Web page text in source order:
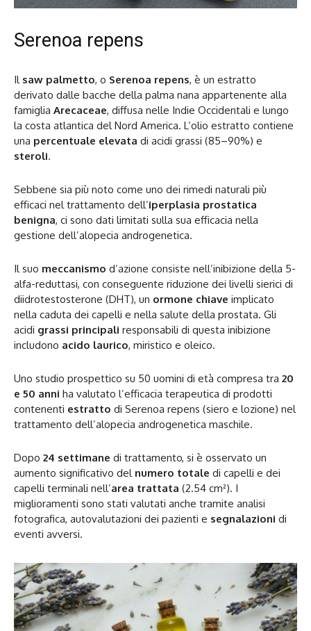
Serenoa repens
Il saw palmetto, o Serenoa repens, è un estratto
derivato dalle bacche della palma nana appartenente alla
famiglia Arecaceae, diffusa nelle Indie Occidentali e lungo
la costa atlantica del Nord America. L’olio estratto contiene
una percentuale elevata di acidi grassi (85–90%) e
steroli.
Sebbene sia più noto come uno dei rimedi naturali più
efficaci nel trattamento dell’iperplasia prostatica
benigna, ci sono dati limitati sulla sua efficacia nella
gestione dell’alopecia androgenetica.
Il suo meccanismo d’azione consiste nell’inibizione della 5-
alfa-reduttasi, con conseguente riduzione dei livelli sierici di
diidrotestosterone (DHT), un ormone chiave implicato
nella caduta dei capelli e nella salute della prostata. Gli
acidi grassi principali responsabili di questa inibizione
includono acido laurico, miristico e oleico.
Uno studio prospettico su 50 uomini di età compresa tra 20
e 50 anni ha valutato l’efficacia terapeutica di prodotti
contenenti estratto di Serenoa repens (siero e lozione) nel
trattamento dell’alopecia androgenetica maschile.
Dopo 24 settimane di trattamento, si è osservato un
aumento significativo del numero totale di capelli e dei
capelli terminali nell’area trattata (2.54 cm²). I
miglioramenti sono stati valutati anche tramite analisi
fotografica, autovalutazioni dei pazienti e segnalazioni di
eventi avversi.